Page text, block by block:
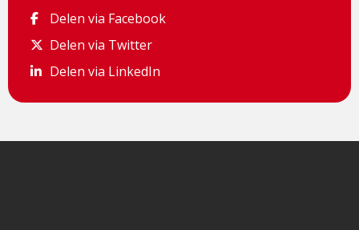
Delen via Facebook
Delen via Facebook
Delen via Twitter
Delen via Twitter
Delen via LinkedIn
Delen via LinkedIn